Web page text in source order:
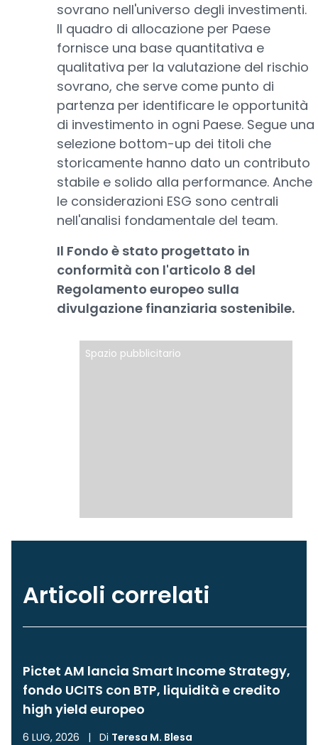
sovrano nell'universo degli investimenti.
Il quadro di allocazione per Paese
fornisce una base quantitativa e
qualitativa per la valutazione del rischio
sovrano, che serve come punto di
partenza per identificare le opportunità
di investimento in ogni Paese. Segue una
selezione bottom-up dei titoli che
storicamente hanno dato un contributo
stabile e solido alla performance. Anche
le considerazioni ESG sono centrali
nell'analisi fondamentale del team.
Il Fondo è stato progettato in
conformità con l'articolo 8 del
Regolamento europeo sulla
divulgazione finanziaria sostenibile.
Spazio pubblicitario
Articoli correlati
Pictet AM lancia Smart Income Strategy,
fondo UCITS con BTP, liquidità e credito
high yield europeo
6 LUG, 2026 | Di Teresa M. Blesa